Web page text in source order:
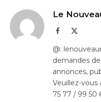
Le
Facebook
@:
demandes
annonces,
Veuillez-vous
75 77 / 99 50